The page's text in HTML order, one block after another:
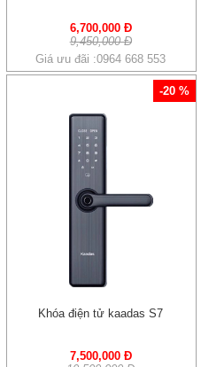
6,700,000 Đ
9,450,000 Đ
Giá ưu đãi :0964 668 553
-20 %
Khóa điện tử kaadas S7
7,500,000 Đ